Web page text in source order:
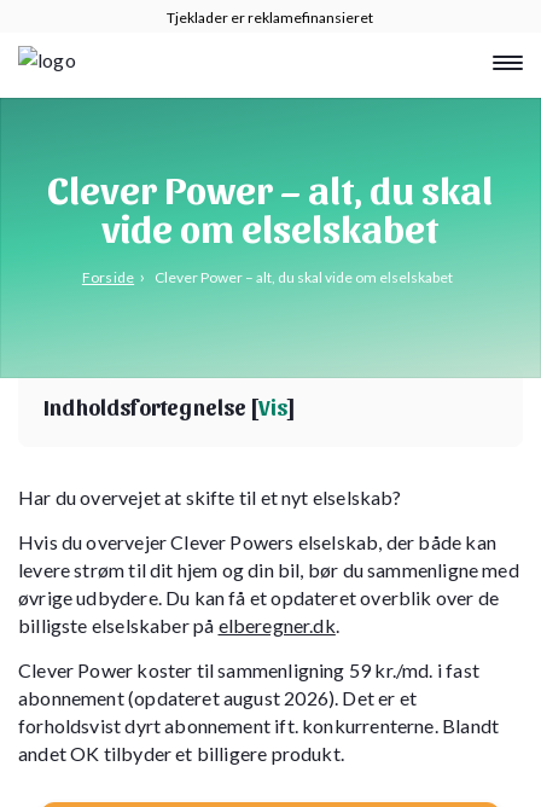
Tjeklader er reklamefinansieret
Clever Power – alt, du skal
vide om elselskabet
Forside › Clever Power – alt, du skal vide om elselskabet
Indholdsfortegnelse [Vis]
Har du overvejet at skifte til et nyt elselskab?
Hvis du overvejer Clever Powers elselskab, der både kan
levere strøm til dit hjem og din bil, bør du sammenligne med
øvrige udbydere. Du kan få et opdateret overblik over de
billigste elselskaber på elberegner.dk.
Clever Power koster til sammenligning 59 kr./md. i fast
abonnement (opdateret august 2026). Det er et
forholdsvist dyrt abonnement ift. konkurrenterne. Blandt
andet OK tilbyder et billigere produkt.